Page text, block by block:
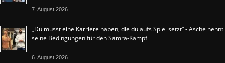
7. August 2026
„Du musst eine Karriere haben, die du aufs Spiel setzt“ - Asche nennt
seine Bedingungen für den Samra-Kampf
6. August 2026